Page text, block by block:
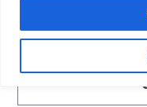
Showing all 2 results